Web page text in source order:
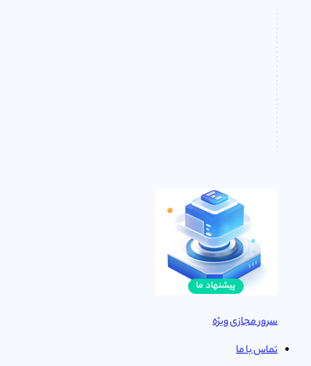
سرور مجازی ویژه
تماس با ما